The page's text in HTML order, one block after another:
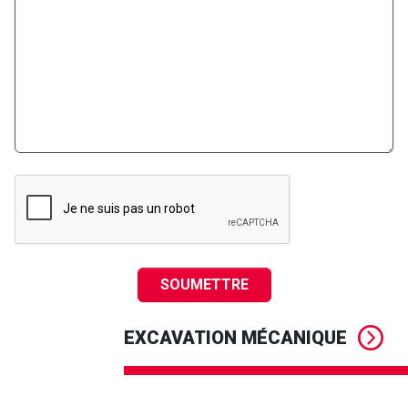
SOUMETTRE
EXCAVATION MÉCANIQUE